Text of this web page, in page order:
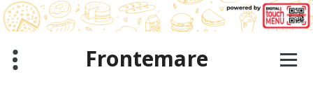
Skip
to
content
Frontemare